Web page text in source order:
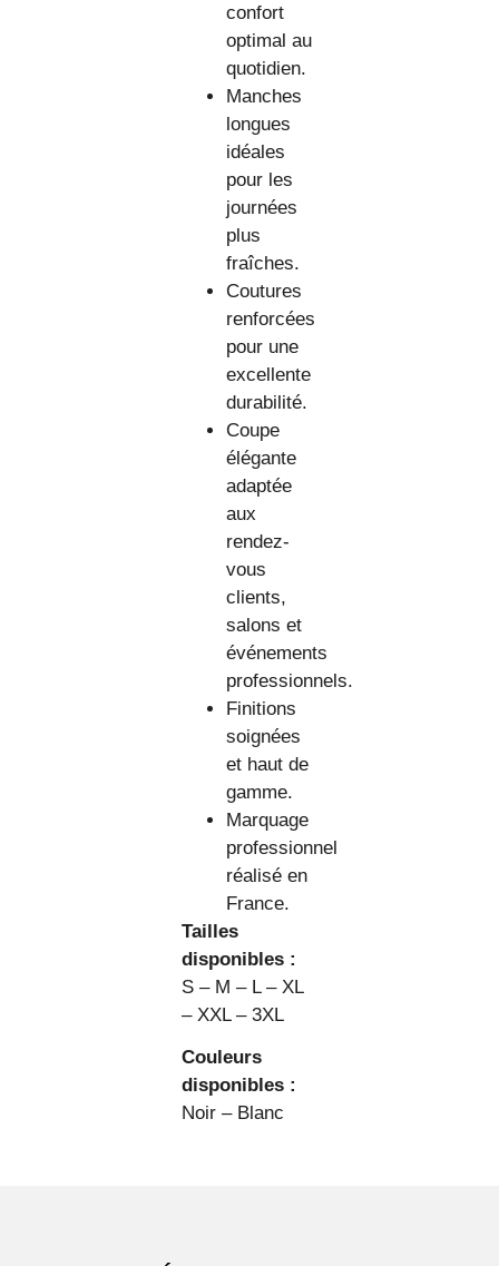
confort
optimal au
quotidien.
Manches
longues
idéales
pour les
journées
plus
fraîches.
Coutures
renforcées
pour une
excellente
durabilité.
Coupe
élégante
adaptée
aux
rendez-
vous
clients,
salons et
événements
professionnels.
Finitions
soignées
et haut de
gamme.
Marquage
professionnel
réalisé en
France.
Tailles
disponibles :
S – M – L – XL
– XXL – 3XL
Couleurs
disponibles :
Noir – Blanc